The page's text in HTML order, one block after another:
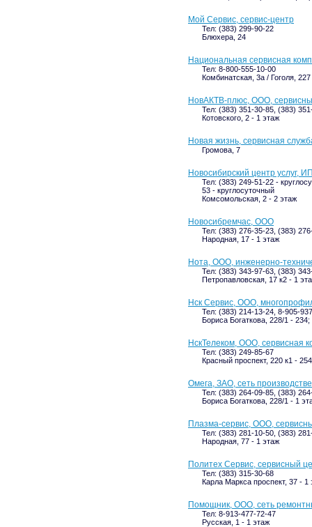
Мой Сервис, сервис-центр
Тел: (383) 299-90-22
Блюхера, 24
Национальная сервисная
Тел: 8-800-555-10-00
Комбинатская, 3а / Гоголя,
НовАКТВ-плюс, ООО,
Тел: (383) 351-30-85, (383)
Котовского, 2 - 1 этаж
Новая жизнь, сервисная
Громова, 7
Новосибирский центр услуг,
Тел: (383) 249-51-22 -
53 - круглосуточный
Комсомольская, 2 - 2 этаж
Новосибремчас, ООО
Тел: (383) 276-35-23, (383)
Народная, 17 - 1 этаж
Нота, ООО, инженерно-
Тел: (383) 343-97-63, (383)
Петропавловская, 17 к2 - 1
Нск Сервис, ООО,
Тел: (383) 214-13-24, 8-905-
Бориса Богаткова, 228/1 - 234;
НскТелеком, ООО, сервисная
Тел: (383) 249-85-67
Красный проспект, 220 к1 -
Омега, ЗАО, сеть
Тел: (383) 264-09-85, (383)
Бориса Богаткова, 228/1 - 1
Плазма-сервис, ООО,
Тел: (383) 281-10-50, (383)
Народная, 77 - 1 этаж
Политех Сервис, сервисный
Тел: (383) 315-30-68
Карла Маркса проспект, 37 - 1
Помощник, ООО, сеть
Тел: 8-913-477-72-47
Русская, 1 - 1 этаж